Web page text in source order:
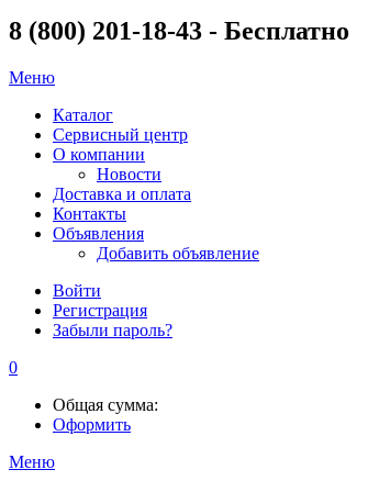
8 (800) 201-18-43 - Бесплатно
Меню
Каталог
Сервисный центр
О компании
Новости
Доставка и оплата
Контакты
Объявления
Добавить объявление
Войти
Регистрация
Забыли пароль?
0
Общая сумма:
Оформить
Меню